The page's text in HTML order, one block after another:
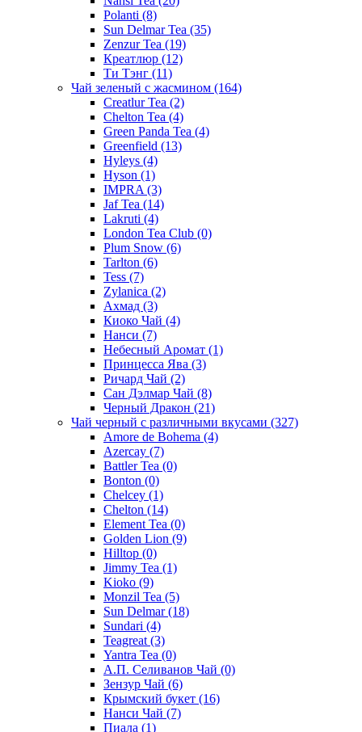
Polanti (8)
Sun Delmar Tea (35)
Zenzur Tea (19)
Креатлюр (12)
Ти Тэнг (11)
Чай зеленый с жасмином (164)
Creatlur Tea (2)
Chelton Tea (4)
Green Panda Tea (4)
Greenfield (13)
Hyleys (4)
Hyson (1)
IMPRA (3)
Jaf Tea (14)
Lakruti (4)
London Tea Club (0)
Plum Snow (6)
Tarlton (6)
Tess (7)
Zylanica (2)
Ахмад (3)
Киоко Чай (4)
Нанси (7)
Небесный Аромат (1)
Принцесса Ява (3)
Ричард Чай (2)
Сан Дэлмар Чай (8)
Черный Дракон (21)
Чай черный с различными вкусами (327)
Amore de Bohema (4)
Azercay (7)
Battler Tea (0)
Bonton (0)
Chelcey (1)
Chelton (14)
Element Tea (0)
Golden Lion (9)
Hilltop (0)
Jimmy Tea (1)
Kioko (9)
Monzil Tea (5)
Sun Delmar(18)
Sundari (4)
Teagreat (3)
Yantra Tea (0)
А.П. Селиванов Чай (0)
Зензур Чай (6)
Крымский букет (16)
Нанси Чай (7)
Пиала (1)